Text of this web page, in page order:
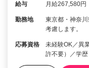
給与 月給267,580
勤務地
東京都・神奈
考慮します。
応募資格
未経験OK／異
許不要）／学